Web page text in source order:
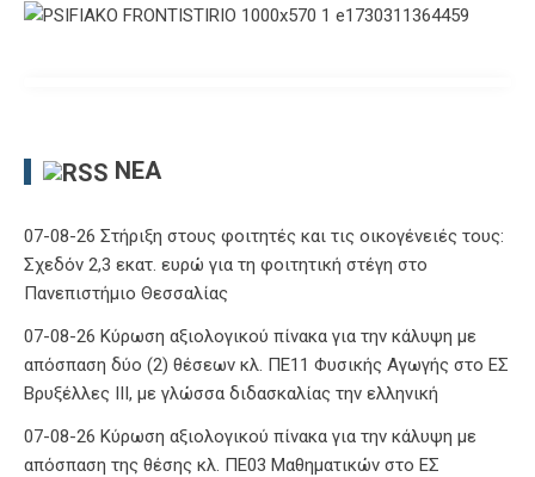
ΝΈΑ
07-08-26 Στήριξη στους φοιτητές και τις οικογένειές τους:
Σχεδόν 2,3 εκατ. ευρώ για τη φοιτητική στέγη στο
Πανεπιστήμιο Θεσσαλίας
07-08-26 Κύρωση αξιολογικού πίνακα για την κάλυψη με
απόσπαση δύο (2) θέσεων κλ. ΠΕ11 Φυσικής Αγωγής στο ΕΣ
Βρυξέλλες ΙΙΙ, με γλώσσα διδασκαλίας την ελληνική
07-08-26 Κύρωση αξιολογικού πίνακα για την κάλυψη με
απόσπαση της θέσης κλ. ΠΕ03 Μαθηματικών στο ΕΣ